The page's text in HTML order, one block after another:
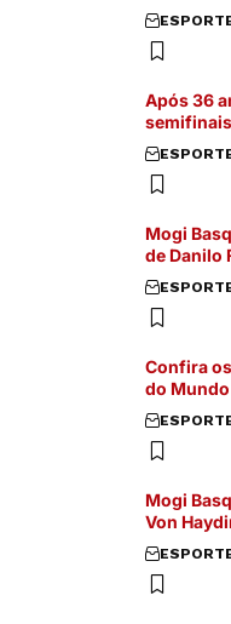
Após 36
Mogi
de Danilo
Confira
do
Mogi
Von